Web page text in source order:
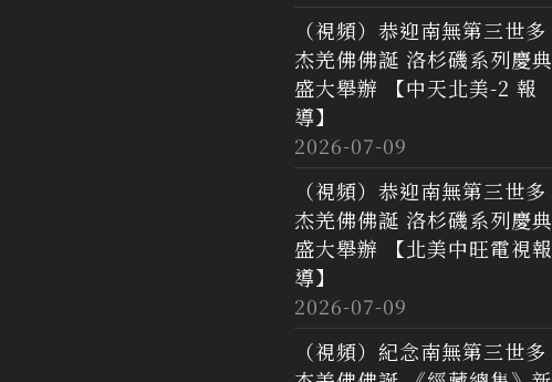
（視頻）恭迎南無第三世多
杰羌佛佛誕 洛杉磯系列慶典
盛大舉辦 【中天北美-2 報
導】
2026-07-09
（視頻）恭迎南無第三世多
杰羌佛佛誕 洛杉磯系列慶典
盛大舉辦 【北美中旺電視報
導】
2026-07-09
（視頻）紀念南無第三世多